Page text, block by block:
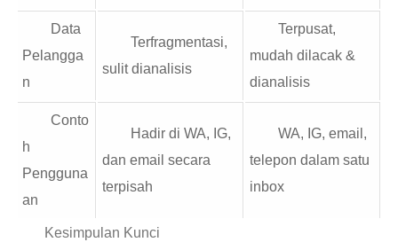
Data
Pelangga
n
Terfragmentasi,
sulit dianalisis
Terpusat,
mudah dilacak &
dianalisis
Conto
h
Pengguna
an
Hadir di WA, IG,
dan email secara
terpisah
WA, IG, email,
telepon dalam satu
inbox
Kesimpulan Kunci